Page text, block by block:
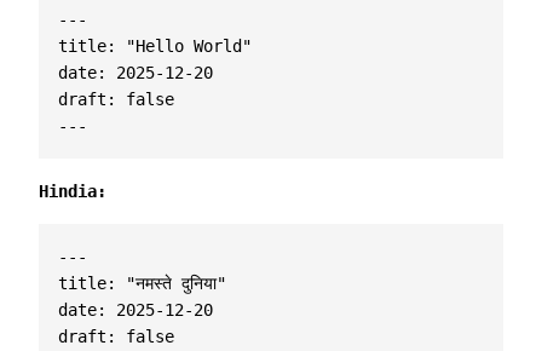
---
title:
"Hello World"
date:
2025-12-20
draft :
false
---
Hindia:
---
title:
"नमस्ते दुनिया"
date:
2025-12-20
draft :
false